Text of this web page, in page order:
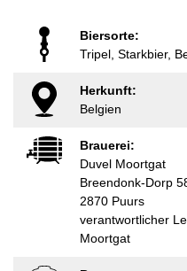
Biersorte:
Tripel, Starkbier,
Herkunft:
Belgien
Brauerei:
Duvel Moortgat
Breendonk-Dorp
2870 Puurs
verantwortlicher
Moortgat